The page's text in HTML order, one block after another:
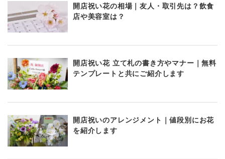
開店祝い花の相場｜友人・取引先は？飲食
店や美容室は？
開店祝い花 立て札の書き方やマナー｜無料
テンプレートと共にご紹介します
開店祝いのアレンジメント｜値段別にお花
を紹介します